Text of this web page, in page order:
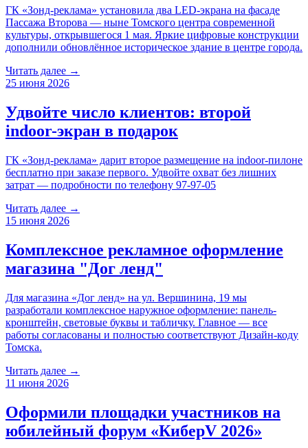
ГК «Зонд-реклама» установила два LED-экрана на фасаде
Пассажа Второва — ныне Томского центра современной
культуры, открывшегося 1 мая. Яркие цифровые конструкции
дополнили обновлённое историческое здание в центре города.
Читать далее →
25 июня 2026
Удвойте число клиентов: второй
indoor-экран в подарок
ГК «Зонд-реклама» дарит второе размещение на indoor-пилоне
бесплатно при заказе первого. Удвойте охват без лишних
затрат — подробности по телефону 97-97-05
Читать далее →
15 июня 2026
Комплексное рекламное оформление
магазина "Дог ленд"
Для магазина «Дог ленд» на ул. Вершинина, 19 мы
разработали комплексное наружное оформление: панель-
кронштейн, световые буквы и табличку. Главное — все
работы согласованы и полностью соответствуют Дизайн-коду
Томска.
Читать далее →
11 июня 2026
Оформили площадки участников на
юбилейный форум «КиберV 2026»